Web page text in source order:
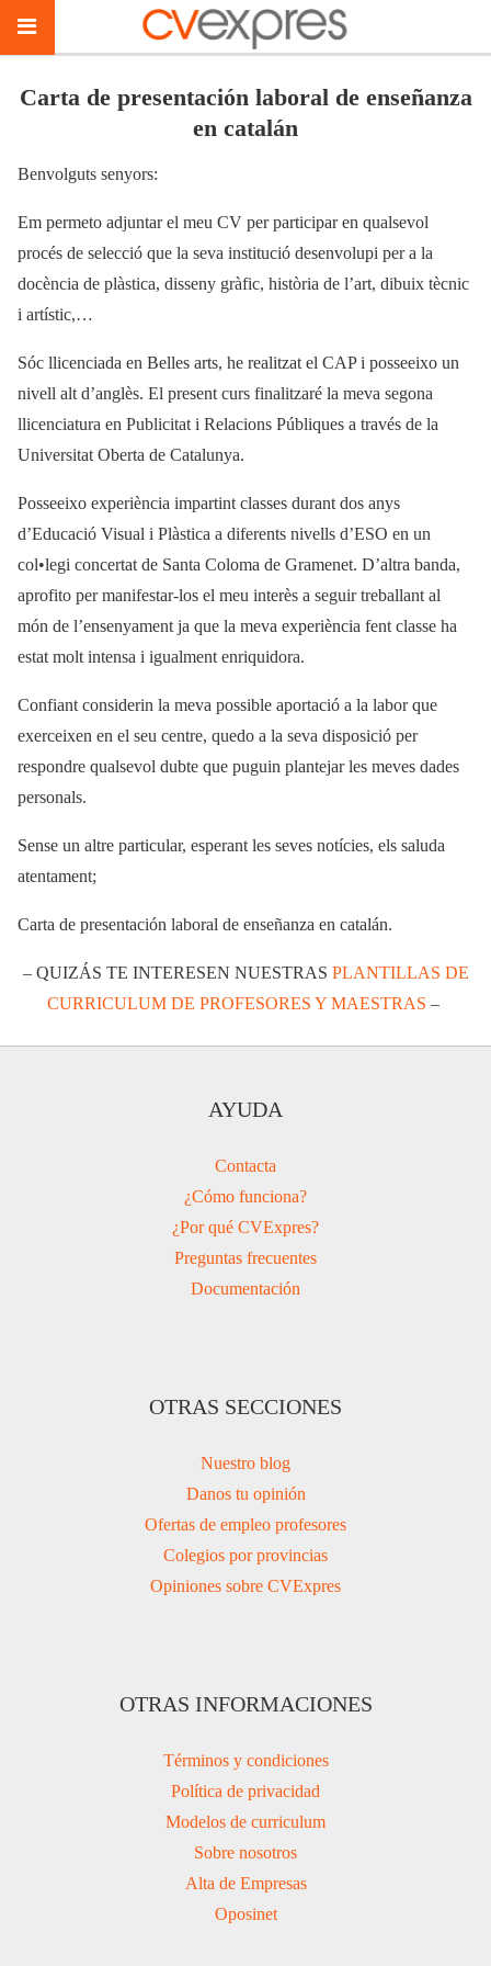
Carta de presentación laboral de enseñanza
en catalán
Benvolguts senyors:
Em permeto adjuntar el meu CV per participar en qualsevol
procés de selecció que la seva institució desenvolupi per a la
docència de plàstica, disseny gràfic, història de l’art, dibuix tècnic
i artístic,…
Sóc llicenciada en Belles arts, he realitzat el CAP i posseeixo un
nivell alt d’anglès. El present curs finalitzaré la meva segona
llicenciatura en Publicitat i Relacions Públiques a través de la
Universitat Oberta de Catalunya.
Posseeixo experiència impartint classes durant dos anys
d’Educació Visual i Plàstica a diferents nivells d’ESO en un
col•legi concertat de Santa Coloma de Gramenet. D’altra banda,
aprofito per manifestar-los el meu interès a seguir treballant al
món de l’ensenyament ja que la meva experiència fent classe ha
estat molt intensa i igualment enriquidora.
Confiant considerin la meva possible aportació a la labor que
exerceixen en el seu centre, quedo a la seva disposició per
respondre qualsevol dubte que puguin plantejar les meves dades
personals.
Sense un altre particular, esperant les seves notícies, els saluda
atentament;
Carta de presentación laboral de enseñanza en catalán.
– QUIZÁS TE INTERESEN NUESTRAS PLANTILLAS DE
CURRICULUM DE PROFESORES Y MAESTRAS –
AYUDA
Contacta
¿Cómo funciona?
¿Por qué CVExpres?
Preguntas frecuentes
Documentación
OTRAS SECCIONES
Nuestro blog
Danos tu opinión
Ofertas de empleo profesores
Colegios por provincias
Opiniones sobre CVExpres
OTRAS INFORMACIONES
Términos y condiciones
Política de privacidad
Modelos de curriculum
Sobre nosotros
Alta de Empresas
Oposinet